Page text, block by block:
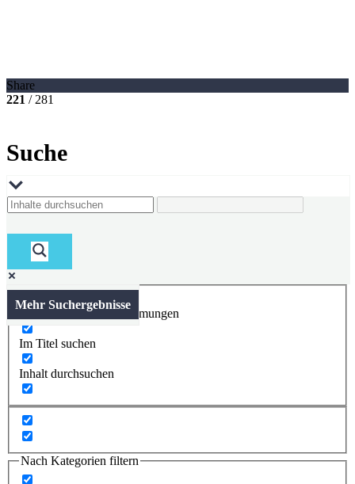
Share
221 / 281
Suche
Mehr Suchergebnisse
Nur exakte Übereinstimmungen
Im Titel suchen
Inhalt durchsuchen
Nach Kategorien filtern